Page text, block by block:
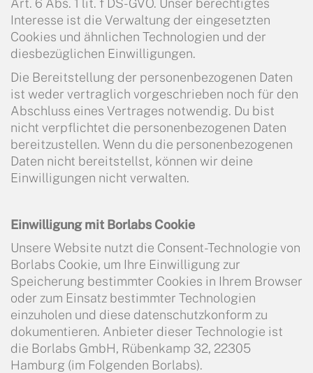
Art. 6 Abs. 1 lit. f DS-GVO. Unser berechtigtes
Interesse ist die Verwaltung der eingesetzten
Cookies und ähnlichen Technologien und der
diesbezüglichen Einwilligungen.
Die Bereitstellung der personenbezogenen Daten
ist weder vertraglich vorgeschrieben noch für den
Abschluss eines Vertrages notwendig. Du bist
nicht verpflichtet die personenbezogenen Daten
bereitzustellen. Wenn du die personenbezogenen
Daten nicht bereitstellst, können wir deine
Einwilligungen nicht verwalten.
Einwilligung mit Borlabs Cookie
Unsere Website nutzt die Consent-Technologie von
Borlabs Cookie, um Ihre Einwilligung zur
Speicherung bestimmter Cookies in Ihrem Browser
oder zum Einsatz bestimmter Technologien
einzuholen und diese datenschutzkonform zu
dokumentieren. Anbieter dieser Technologie ist
die Borlabs GmbH, Rübenkamp 32, 22305
Hamburg (im Folgenden Borlabs).